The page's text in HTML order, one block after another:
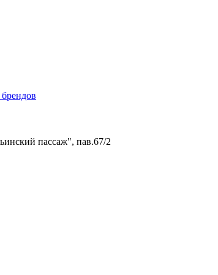
пассаж", пав.67/2